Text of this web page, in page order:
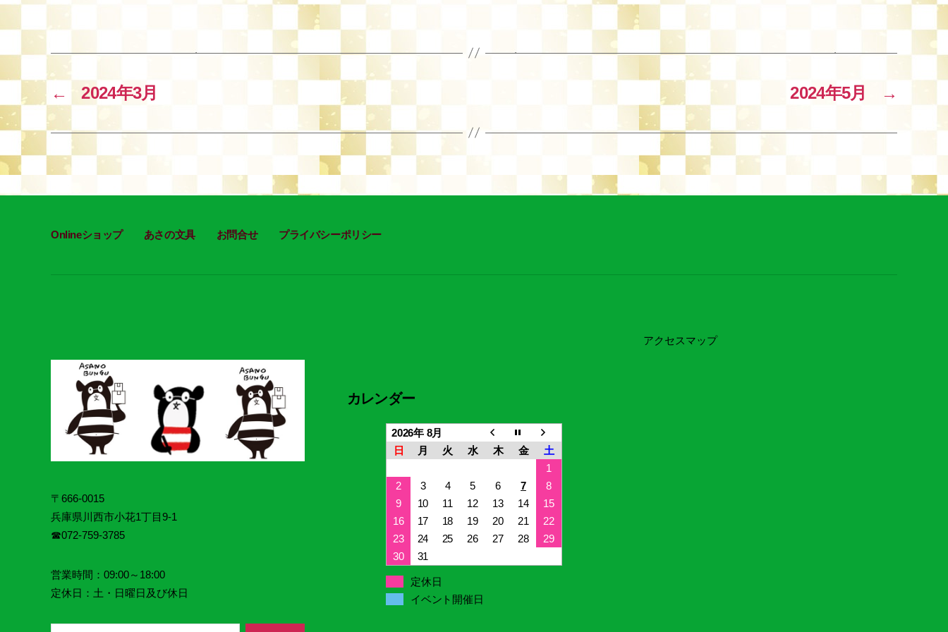
e
k
tt
er
ail e
← 2024年3月 →
2024年5月
Onlineショップ あさの文具 お問合せ プライバシーポリシー
〒666-0015
兵庫県川西市小花1丁目9‐1
☎072‐759‐3785
営業時間：09:00～18:00
定休日：土・日曜日及び休日
カレンダー
2026年 8月
日
月 火 水 木 金
土
1
2
3 4 5 6 7
8
9
10 11 12 13 14
15
16
17 18 19 20 21
22
23
24 25 26 27 28
29
30
31
定休日
イベント開催日
アクセスマップ